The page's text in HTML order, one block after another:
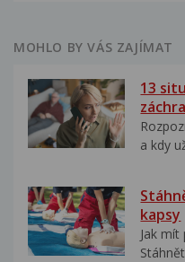
MOHLO BY VÁS ZAJÍMAT
13
a kdy
kapsy
Jak